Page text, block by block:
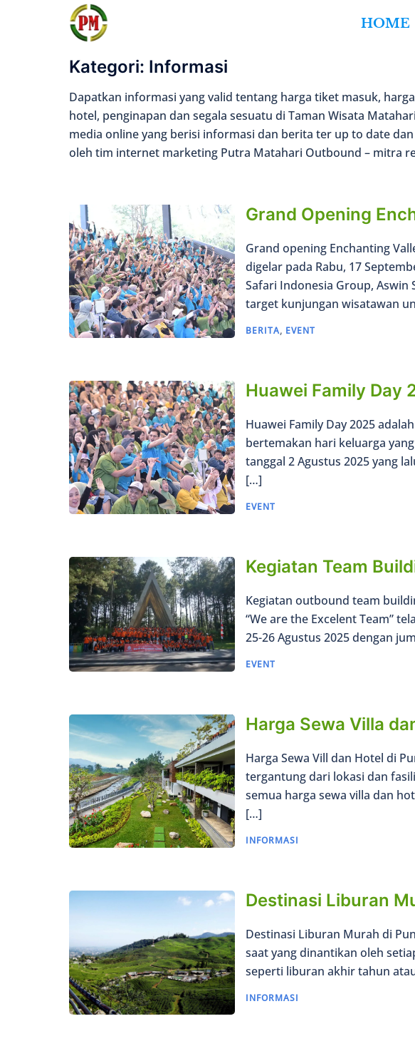
HOME
Kategori: Informasi
Dapatkan informasi yang valid tentang harga tiket masuk,
hotel, penginapan dan segala sesuatu di Taman Wisata
media online yang berisi informasi dan berita ter up to date
oleh tim internet marketing Putra Matahari Outbound – mitra
Grand Opening
Grand opening Enchanting
digelar pada Rabu, 17
Safari Indonesia Group,
target kunjungan wisatawan
BERITA, EVENT
Huawei Family Day
Huawei Family Day 2025
bertemakan hari keluarga
tanggal 2 Agustus 2025 yang
[…]
EVENT
Kegiatan Team
Kegiatan outbound team
“We are the Excelent Team”
25-26 Agustus 2025 dengan
EVENT
Harga Sewa Villa
Harga Sewa Vill dan Hotel di
tergantung dari lokasi dan
semua harga sewa villa dan
[…]
INFORMASI
Destinasi Liburan
Destinasi Liburan Murah di
saat yang dinantikan oleh
seperti liburan akhir tahun
INFORMASI